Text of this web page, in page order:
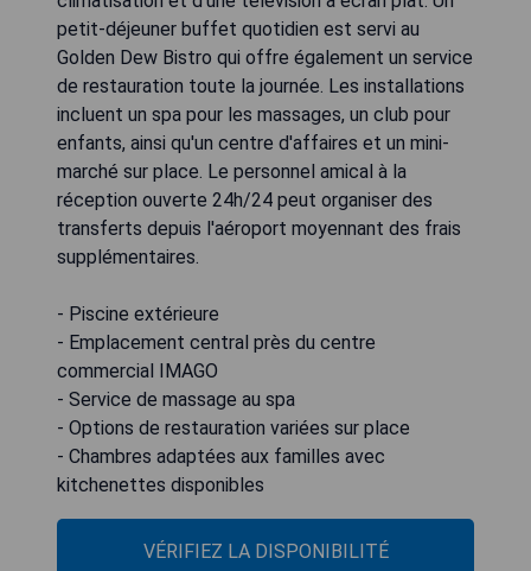
petit-déjeuner buffet quotidien est servi au
Golden Dew Bistro qui offre également un service
de restauration toute la journée. Les installations
incluent un spa pour les massages, un club pour
enfants, ainsi qu'un centre d'affaires et un mini-
marché sur place. Le personnel amical à la
réception ouverte 24h/24 peut organiser des
transferts depuis l'aéroport moyennant des frais
supplémentaires.
- Piscine extérieure
- Emplacement central près du centre
commercial IMAGO
- Service de massage au spa
- Options de restauration variées sur place
- Chambres adaptées aux familles avec
kitchenettes disponibles
VÉRIFIEZ LA DISPONIBILITÉ